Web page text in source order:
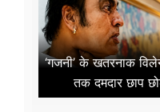
‘गजनी’ के खतरनाक
तक दमदार छाप